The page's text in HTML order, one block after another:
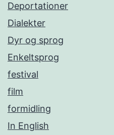
Deportationer
Dialekter
Dyr og sprog
Enkeltsprog
festival
film
formidling
In English